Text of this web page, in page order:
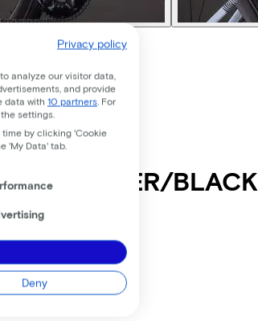
GLACIER/BLACK
Privacy policy
analyze our visitor data,
and provide
data with 10 partners . For
settings.
time by clicking 'Cookie
'My Data' tab.
Deny